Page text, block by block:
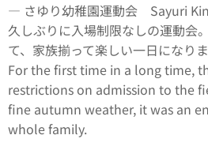
― さゆり幼稚園運動会 Sayuri
久しぶりに入場制限なしの運動会
て、家族揃って楽しい一日になりま
For the first time in a long time,
restrictions on admission to the
fine autumn weather, it was an
whole family.